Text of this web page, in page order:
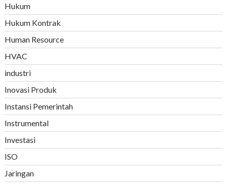
Hukum
Hukum Kontrak
Human Resource
HVAC
industri
Inovasi Produk
Instansi Pemerintah
Instrumental
Investasi
ISO
Jaringan